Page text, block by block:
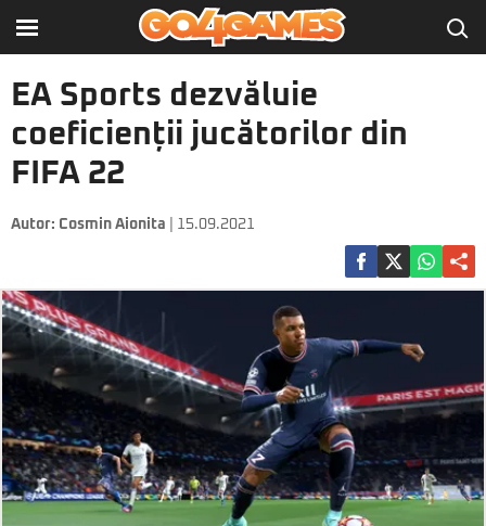
EA Sports dezvăluie
coeficienții jucătorilor din
FIFA 22
Autor: Cosmin Aionita | 15.09.2021